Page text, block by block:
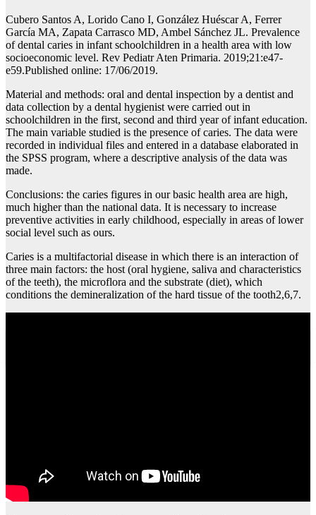
Cubero Santos A, Lorido Cano I, González Huéscar A, Ferrer
García MA, Zapata Carrasco MD, Ambel Sánchez JL. Prevalence
of dental caries in infant schoolchildren in a health area with low
socioeconomic level. Rev Pediatr Aten Primaria. 2019;21:e47-
e59.Published online: 17/06/2019.
Material and methods: oral and dental inspection by a dentist and
data collection by a dental hygienist were carried out in
schoolchildren in the first, second and third year of infant education.
The main variable studied is the presence of caries. The data were
recorded in individual files and entered in a database elaborated in
the SPSS program, where a descriptive analysis of the data was
made.
Conclusions: the caries figures in our basic health area are high,
much higher than the national data. It is necessary to increase
preventive activities in early childhood, especially in areas of lower
social level such as ours.
Caries is a multifactorial disease in which there is an interaction of
three main factors: the host (oral hygiene, saliva and characteristics
of the teeth), the microflora and the substrate (diet), which
conditions the demineralization of the hard tissue of the tooth2,6,7.